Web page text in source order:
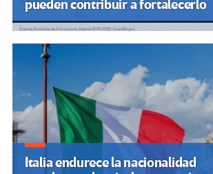
pueden contribuir a fortalecerlo
Italia endurece la nacionalidad